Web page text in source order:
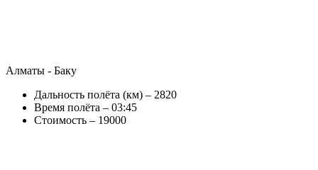
Алматы - Баку
Дальность полёта (км) – 2820
Время полёта – 03:45
Стоимость – 19000